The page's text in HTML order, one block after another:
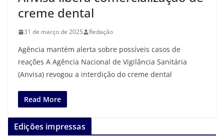
creme dental
31 de março de 2025 Redação
Agência mantém alerta sobre possíveis casos de
reações A Agência Nacional de Vigilância Sanitária
(Anvisa) revogou a interdição do creme dental
Read More
Edições impressas